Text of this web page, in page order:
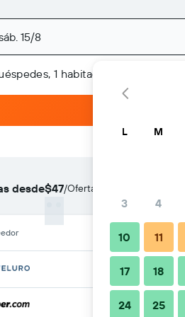
15/8
1 habitación
desde$47/Oferta más barata de
L M
3 4
10 11
17 18
24 25